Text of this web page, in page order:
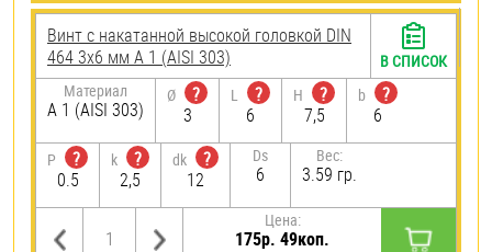
Винт с накатанной высокой головкой DIN
464 3х6 мм А 1 (AISI 303)
Материал
А 1 (AISI 303)
Ø
?
3
L
?
6
H
?
7,5
b
?
6
P
?
0.5
k
?
2,5
dk
?
12
Ds
6
Вес:
3.59 гр.
Цена:
175р. 49коп.
В СПИСОК